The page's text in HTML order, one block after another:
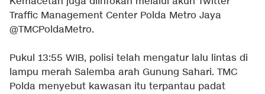
Traffic Management Center Polda Metro Jaya
@TMCPoldaMetro.
Pukul 13:55 WIB, polisi telah mengatur lalu lintas di
lampu merah Salemba arah Gunung Sahari. TMC
Polda menyebut kawasan itu terpantau padat